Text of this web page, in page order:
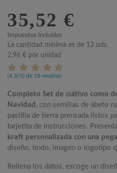
35,52 €
Impuestos incluidos
La cantidad mínima es de 12 uds.
2,96 € por unidad
(4,3/5) de 18 reseñas
Completo Set de cultivo como
Navidad , con semillas de abeto
pastilla de tierra prensada listos
tarjetita de instrucciones.
kraft personalizada con una
diseño, texto, imagen o logotipo
Rellena los datos, escoge un